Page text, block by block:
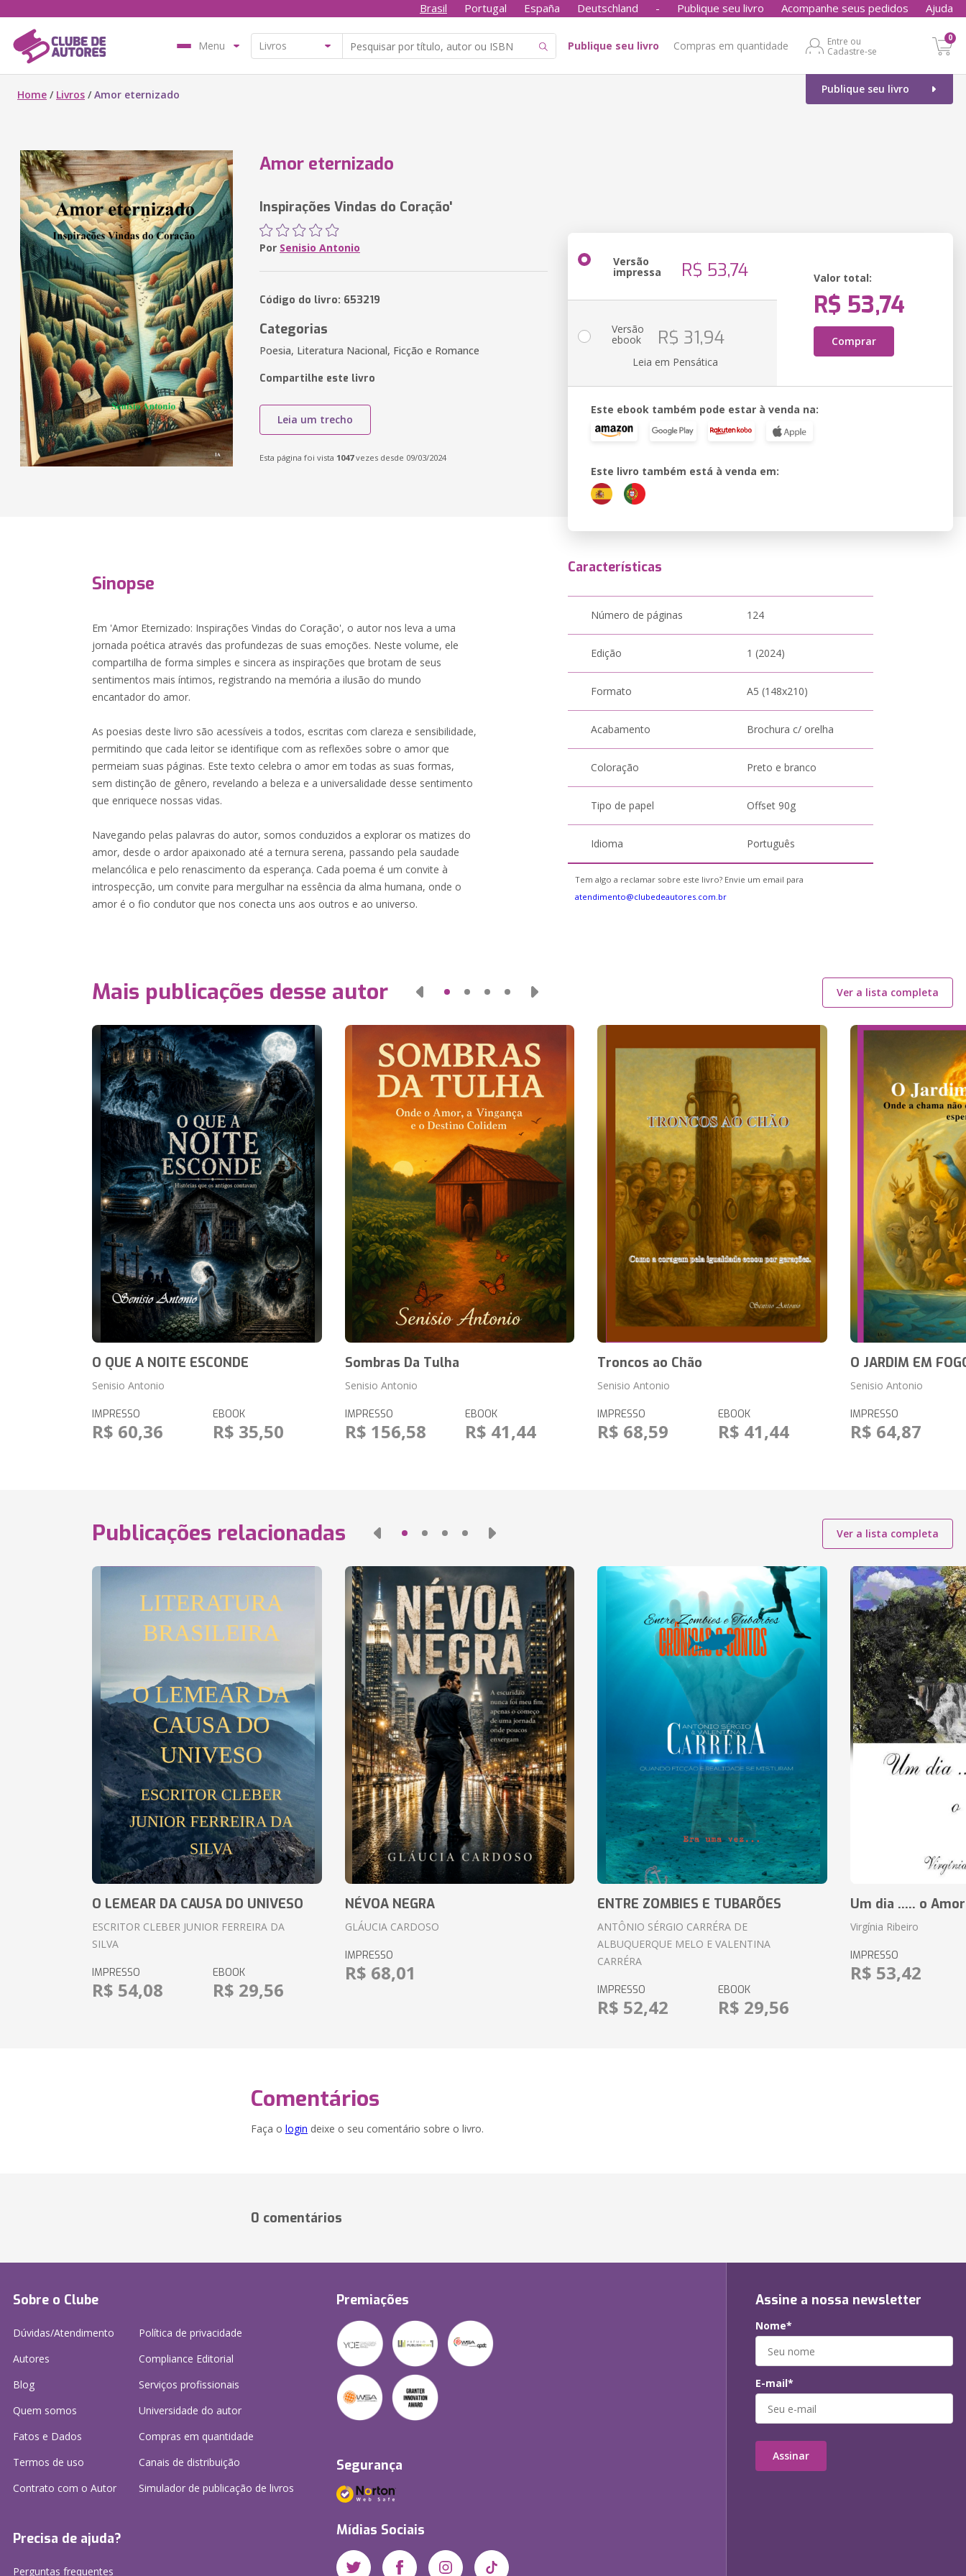
Brasil Portugal España Deutschland - Publique seu livro Acompanhe seus pedidos Ajuda
Menu Publique seu livro Compras em quantidade
Entre ou
Cadastre-se
0
Publique seu livro
Home / Livros /Amor eternizado
Amor eternizado
Inspirações Vindas do Coração'
Por Senisio Antonio
Código do livro: 653219
Categorias
Poesia, Literatura Nacional, Ficção e Romance
Compartilhe este livro
Leia um trecho
Esta página foi vista 1047vezes desde 09/03/2024
Versão
impressa R$ 53,74 Valor total:
R$ 53,74
Comprar
Versão
ebook R$ 31,94
Leia em Pensática
Este ebook também pode estar à venda na:
Este livro também está à venda em:
Sinopse
Em 'Amor Eternizado: Inspirações Vindas do Coração', o autor nos leva a uma
jornada poética através das profundezas de suas emoções. Neste volume, ele
compartilha de forma simples e sincera as inspirações que brotam de seus
sentimentos mais íntimos, registrando na memória a ilusão do mundo
encantador do amor.
As poesias deste livro são acessíveis a todos, escritas com clareza e sensibilidade,
permitindo que cada leitor se identifique com as reflexões sobre o amor que
permeiam suas páginas. Este texto celebra o amor em todas as suas formas,
sem distinção de gênero, revelando a beleza e a universalidade desse sentimento
que enriquece nossas vidas.
Navegando pelas palavras do autor, somos conduzidos a explorar os matizes do
amor, desde o ardor apaixonado até a ternura serena, passando pela saudade
melancólica e pelo renascimento da esperança. Cada poema é um convite à
introspecção, um convite para mergulhar na essência da alma humana, onde o
amor é o fio condutor que nos conecta uns aos outros e ao universo.
Características
Número de páginas 124
Edição 1 (2024)
Formato A5 (148x210)
Acabamento Brochura c/ orelha
Coloração Preto e branco
Tipo de papel Offset 90g
Idioma Português
Tem algo a reclamar sobre este livro? Envie um email para
atendimento@clubedeautores.com.br
Mais publicações desse autor Ver a lista completa
O QUE A NOITE ESCONDE
Senisio Antonio
IMPRESSO
R$ 60,36
EBOOK
R$ 35,50
Sombras Da Tulha
Senisio Antonio
IMPRESSO
R$ 156,58
EBOOK
R$ 41,44
Troncos ao Chão
Senisio Antonio
IMPRESSO
R$ 68,59
EBOOK
R$ 41,44
O JARDIM EM
Senisio Antonio
IMPRESSO
R$ 64,87
Publicações relacionadas Ver a lista completa
O LEMEAR DA CAUSA DO UNIVESO
ESCRITOR CLEBER JUNIOR FERREIRA DA
SILVA
IMPRESSO
R$ 54,08
EBOOK
R$ 29,56
NÉVOA NEGRA
GLÁUCIA CARDOSO
IMPRESSO
R$ 68,01
ENTRE ZOMBIES E TUBARÕES
ANTÔNIO SÉRGIO CARRÉRA DE
ALBUQUERQUE MELO E VALENTINA
CARRÉRA
IMPRESSO
R$ 52,42
EBOOK
R$ 29,56
Um dia ..... o Amor
Virgínia Ribeiro
IMPRESSO
R$ 53,42
Comentários
Faça o login deixe o seu comentário sobre o livro.
0 comentários
Sobre o Clube
Dúvidas/Atendimento
Autores
Blog
Quem somos
Fatos e Dados
Termos de uso
Contrato com o Autor
Política de privacidade
Compliance Editorial
Serviços profissionais
Universidade do autor
Compras em quantidade
Canais de distribuição
Simulador de publicação de livros
Precisa de ajuda?
Perguntas frequentes
Premiações
Segurança
Mídias Sociais
Assine a nossa newsletter
Nome*
E-mail*
Assinar